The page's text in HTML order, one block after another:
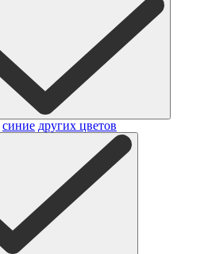
синие других цветов